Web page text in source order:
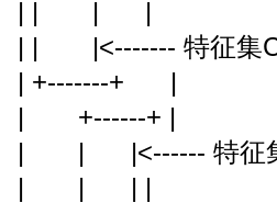
| | | |
| | |<------- 特征集C
| +-------+ |
| +------+ |
| | |<------ 特征集A：
| | | |